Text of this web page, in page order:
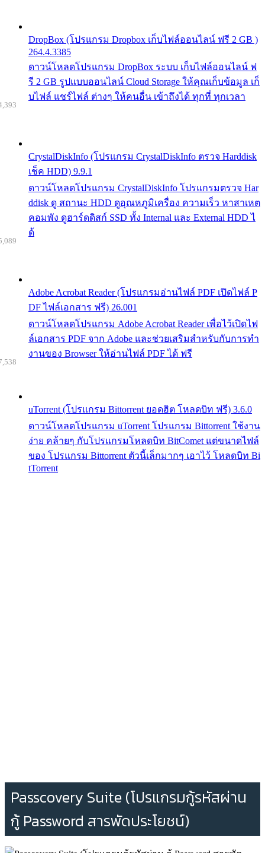
DropBox (โปรแกรม Dropbox เก็บไฟล์ออนไลน์ ฟรี 2 GB )
264.4.3385
ดาวน์โหลดโปรแกรม DropBox ระบบ เก็บไฟล์ออนไลน์ ฟ
รี 2 GB รูปแบบออนไลน์ Cloud Storage ให้คุณเก็บข้อมูล เก็
บไฟล์ แชร์ไฟล์ ต่างๆ ให้คนอื่น เข้าถึงได้ ทุกที่ ทุกเวลา
CrystalDiskInfo (โปรแกรม CrystalDiskInfo ตรวจ Harddisk
เช็ค HDD) 9.9.1
ดาวน์โหลดโปรแกรม CrystalDiskInfo โปรแกรมตรวจ Har
ddisk ดู สถานะ HDD ดูอุณหภูมิเครื่อง ความเร็ว หาสาเหต
คอมพัง ดูฮาร์ดดิสก์ SSD ทั้ง Internal และ External HDD ไ
ด้
Adobe Acrobat Reader (โปรแกรมอ่านไฟล์ PDF เปิดไฟล์ P
DF ไฟล์เอกสาร ฟรี) 26.001
ดาวน์โหลดโปรแกรม Adobe Acrobat Reader เพื่อไว้เปิดไฟ
ล์เอกสาร PDF จาก Adobe และช่วยเสริมสำหรับกับการทำ
งานของ Browser ให้อ่านไฟล์ PDF ได้ ฟรี
uTorrent (โปรแกรม Bittorrent ยอดฮิต โหลดบิท ฟรี) 3.6.0
ดาวน์โหลดโปรแกรม uTorrent โปรแกรม Bittorrent ใช้งาน
ง่าย คล้ายๆ กับโปรแกรมโหลดบิท BitComet แต่ขนาดไฟล์
ของ โปรแกรม Bittorrent ตัวนี้เล็กมากๆ เอาไว้ โหลดบิท Bi
tTorrent
Passcovery Suite (โปรแกรมกู้รหัสผ่าน
กู้ Password สารพัดประโยชน์)